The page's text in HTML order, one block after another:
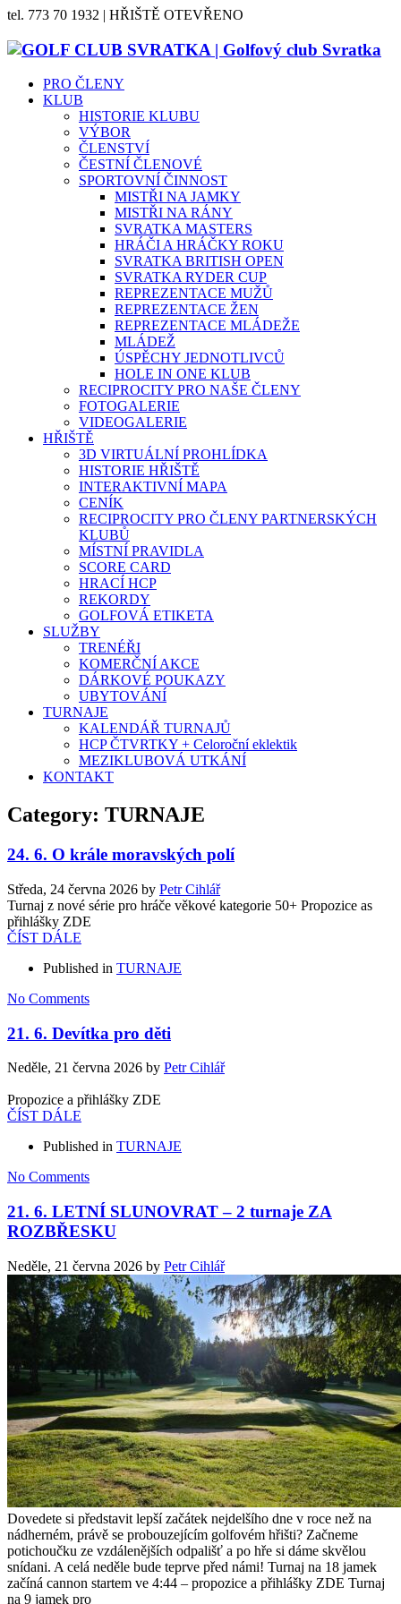
tel. 773 70 1932 | HŘIŠTĚ OTEVŘENO
PRO ČLENY
KLUB
HISTORIE KLUBU
VÝBOR
ČLENSTVÍ
ČESTNÍ ČLENOVÉ
SPORTOVNÍ ČINNOST
MISTŘI NA JAMKY
MISTŘI NA RÁNY
SVRATKA MASTERS
HRÁČI A HRÁČKY ROKU
SVRATKA BRITISH OPEN
SVRATKA RYDER CUP
REPREZENTACE MUŽŮ
REPREZENTACE ŽEN
REPREZENTACE MLÁDEŽE
MLÁDEŽ
ÚSPĚCHY JEDNOTLIVCŮ
HOLE IN ONE KLUB
RECIPROCITY PRO NAŠE ČLENY
FOTOGALERIE
VIDEOGALERIE
HŘIŠTĚ
3D VIRTUÁLNÍ PROHLÍDKA
HISTORIE HŘIŠTĚ
INTERAKTIVNÍ MAPA
CENÍK
RECIPROCITY PRO ČLENY PARTNERSKÝCH
KLUBŮ
MÍSTNÍ PRAVIDLA
SCORE CARD
HRACÍ HCP
REKORDY
GOLFOVÁ ETIKETA
SLUŽBY
TRENÉŘI
KOMERČNÍ AKCE
DÁRKOVÉ POUKAZY
UBYTOVÁNÍ
TURNAJE
KALENDÁŘ TURNAJŮ
HCP ČTVRTKY + Celoroční eklektik
MEZIKLUBOVÁ UTKÁNÍ
KONTAKT
Category: TURNAJE
24. 6. O krále moravských polí
Středa, 24 června 2026 by Petr Cihlář
Turnaj z nové série pro hráče věkové kategorie 50+ Propozice as
přihlášky ZDE
ČÍST DÁLE
Published in TURNAJE
No Comments
21. 6. Devítka pro děti
Neděle, 21 června 2026 by Petr Cihlář
Propozice a přihlášky ZDE
ČÍST DÁLE
Published in TURNAJE
No Comments
21. 6. LETNÍ SLUNOVRAT – 2 turnaje ZA
ROZBŘESKU
Neděle, 21 června 2026 by Petr Cihlář
Dovedete si představit lepší začátek nejdelšího dne v roce než na
nádherném, právě se probouzejícím golfovém hřišti? Začneme
potichoučku ze vzdálenějších odpališť a po hře si dáme skvělou
snídani. A celá neděle bude teprve před námi! Turnaj na 18 jamek
začíná cannon startem ve 4:44 – propozice a přihlášky ZDE Turnaj
na 9 jamek pro